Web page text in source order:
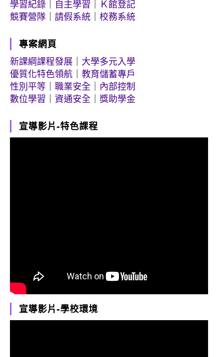
學習紀錄
自主學習
Ｋ館登記
競賽營隊
請假系統 校務系統
專案網頁
新課綱課程發展
大學多元入學
優質化特色領航
教育儲蓄專戶
性別平等
職業安全
內部控制
數位學習
資通安全 獎助學金
宣導影片-特色課程
宣導影片-學校環境